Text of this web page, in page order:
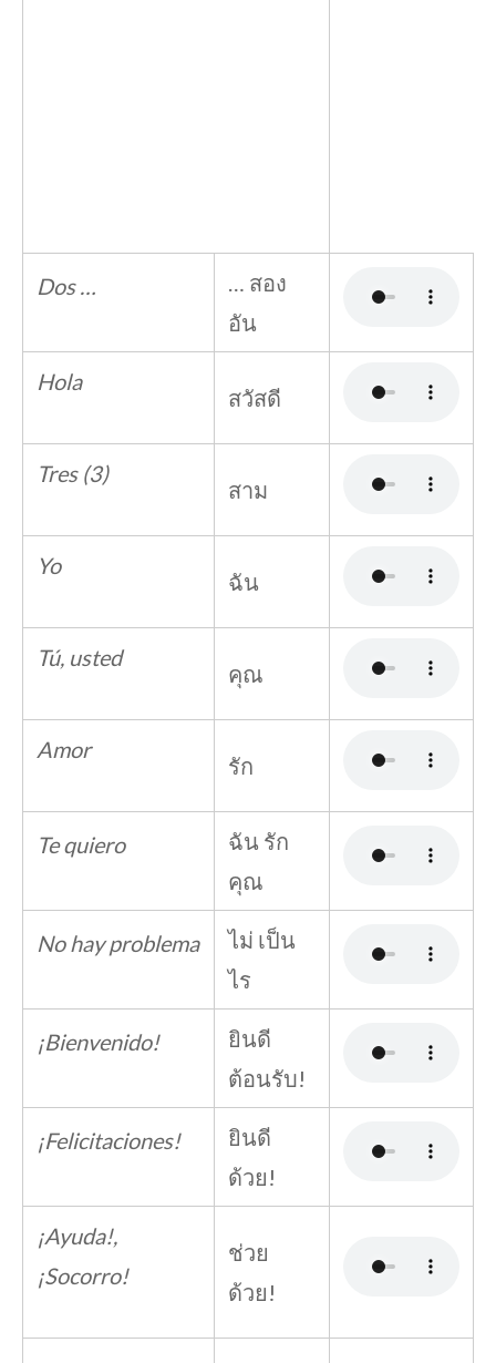
Dos …
… สอง
อัน
Hola
สวัสดี
Tres (3)
สาม
Yo
ฉัน
Tú, usted
คุณ
Amor
รัก
Te quiero
ฉัน รัก
คุณ
No hay problema
ไม่ เป็น
ไร
¡Bienvenido!
ยินดี
ต้อนรับ!
¡Felicitaciones!
ยินดี
ด้วย!
¡Ayuda!,
¡Socorro!
ช่วย
ด้วย!